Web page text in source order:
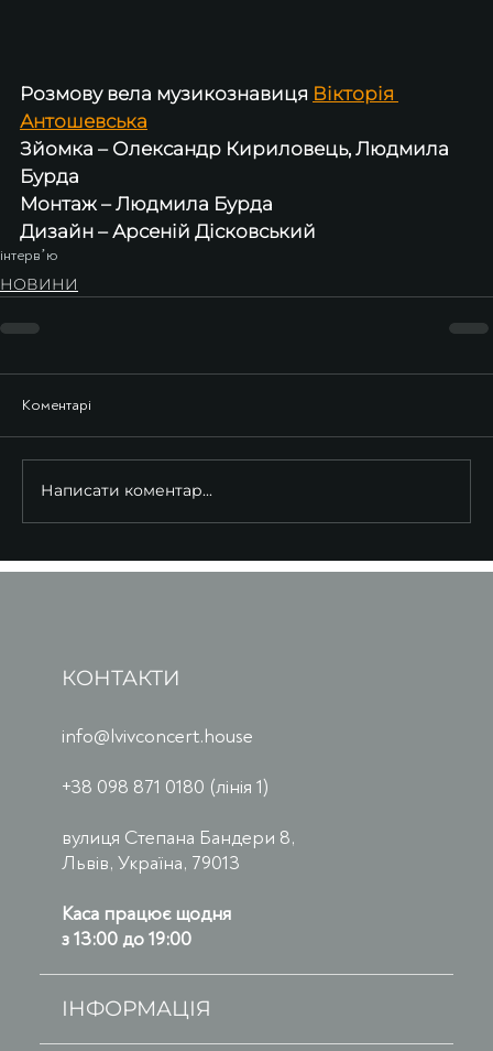
Розмову вела музикознавиця Вікторія
Антошевська
Зйомка – Олександр Кириловець, Людмила
Бурда
Монтаж – Людмила Бурда
Дизайн – Арсеній Дісковський
інтервʼю
НОВИНИ
Коментарі
Написати коментар...
КОНТАКТИ
info@lvivconcert.house
+38 098 871 0180 (лінія 1)
вулиця Степана Бандери 8,
Львів, Україна, 79013
Каса працює щодня
з 13:00 до 19:00
ІНФОРМАЦІЯ